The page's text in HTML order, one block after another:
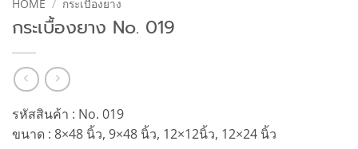
HOME / กระเบื้องยาง
กระเบื้องยาง No. 019
รหัสสินค้า : No. 019
ขนาด : 8×48 นิ้ว, 9×48 นิ้ว, 12×12นิ้ว, 12×24 นิ้ว